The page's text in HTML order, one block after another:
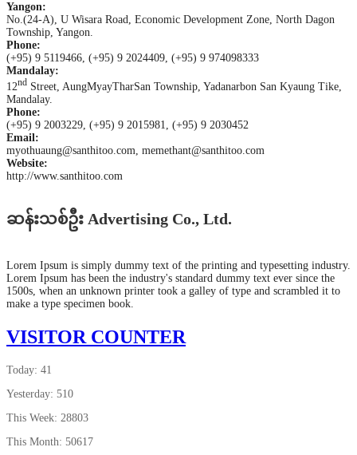
Yangon:
No.(24-A), U Wisara Road, Economic Development Zone, North Dagon
Township, Yangon.
Phone:
(+95) 9 5119466, (+95) 9 2024409, (+95) 9 974098333
Mandalay:
12nd Street, AungMyayTharSan Township, Yadanarbon San Kyaung Tike,
Mandalay.
Phone:
(+95) 9 2003229, (+95) 9 2015981, (+95) 9 2030452
Email:
myothuaung@santhitoo.com, memethant@santhitoo.com
Website:
http://www.santhitoo.com
ဆန်းသစ်ဦး Advertising Co., Ltd.
Lorem Ipsum is simply dummy text of the printing and typesetting industry.
Lorem Ipsum has been the industry's standard dummy text ever since the
1500s, when an unknown printer took a galley of type and scrambled it to
make a type specimen book.
VISITOR COUNTER
Today: 41
Yesterday: 510
This Week: 28803
This Month: 50617